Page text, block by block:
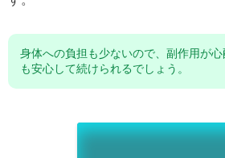
身体への負担も少ないので、副作用が
も安心して続けられるでしょう。